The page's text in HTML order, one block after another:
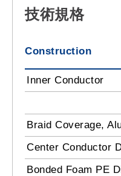
技術規格
Construction
Inner Conductor
Braid Coverage,
Center Conductor
Bonded Foam PE